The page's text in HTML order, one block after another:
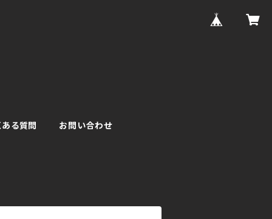
ある質問 お問い合わせ